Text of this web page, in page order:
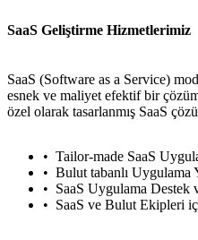
SaaS Geliştirme Hizmetlerimiz
SaaS (Software as a Service)
esnek ve maliyet efektif bir
özel olarak tasarlanmış SaaS
Tailor-made SaaS
Bulut tabanlı Uygulama
SaaS Uygulama Destek
SaaS ve Bulut Ekipleri